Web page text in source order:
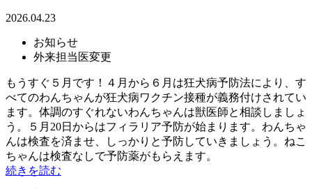
2026.04.23
お知らせ
外来担当医変更
もうすぐ５月です！４月から６月は狂犬病予防法により、す
べてのわんちゃんが狂犬病ワクチン接種が義務付けされてい
ます。体調のすぐれないわんちゃんは獣医師と相談しましょ
う。５月20日からはフィラリア予防が始まります。わんちゃ
んは検査を済ませ、しっかりと予防していきましょう。ねこ
ちゃんは検査なしで予防薬がもらえます。
続きを読む